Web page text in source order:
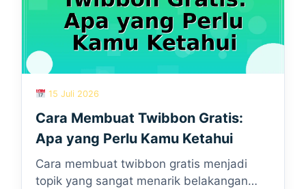
15 Juli 2026
Cara Membuat Twibbon Gratis:
Apa yang Perlu Kamu Ketahui
Cara membuat twibbon gratis menjadi
topik yang sangat menarik belakangan…